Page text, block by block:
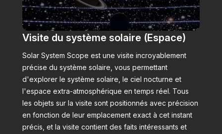
Visite du système solaire (Espace)
Solar System Scope est une visite incroyablement
précise du système solaire, vous permettant
d'explorer le système solaire, le ciel nocturne et
l'espace extra-atmosphérique en temps réel. Tous
les objets sur la visite sont positionnés avec précision
en fonction de leur emplacement exact à cet instant
précis, et la visite contient des faits intéressants et